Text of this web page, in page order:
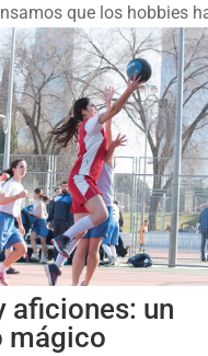
que los hobbies
aficiones: un
mágico